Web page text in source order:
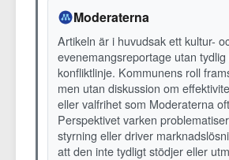
Moderaterna
Artikeln är i huvudsak ett kultur-
evenemangsreportage utan
konfliktlinje. Kommunens roll
men utan diskussion om
eller valfrihet som Moderaterna
Perspektivet varken
styrning eller driver
att den inte tydligt stödjer eller